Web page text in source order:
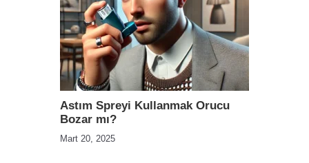
Astım Spreyi Kullanmak Orucu
Bozar mı?
Mart 20, 2025